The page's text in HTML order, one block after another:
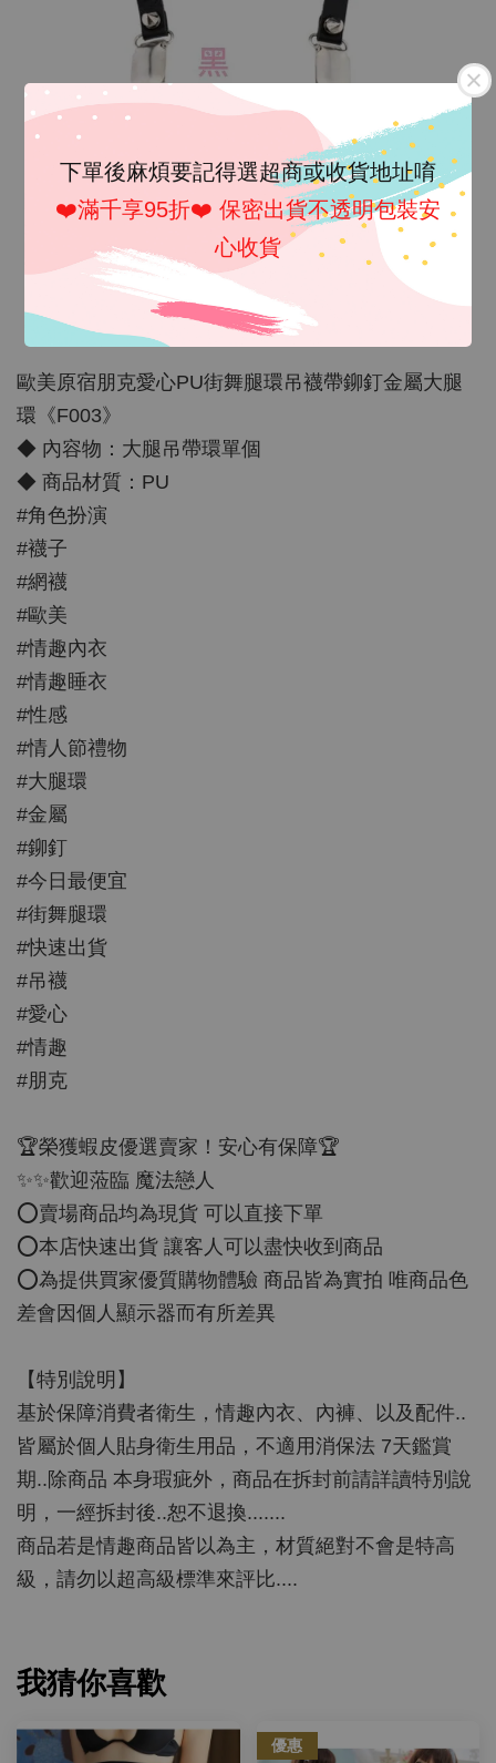
下單後麻煩要記得選超商或收貨地址唷
❤️滿千享95折❤️ 保密出貨不透明包裝安
心收貨
歐美原宿朋克愛心PU街舞腿環吊襪帶鉚釘金屬大腿
環《F003》
◆ 內容物：大腿吊帶環單個
◆ 商品材質：PU
#角色扮演
#襪子
#網襪
#歐美
#情趣內衣
#情趣睡衣
#性感
#情人節禮物
#大腿環
#金屬
#鉚釘
#今日最便宜
#街舞腿環
#快速出貨
#吊襪
#愛心
#情趣
#朋克
🏆榮獲蝦皮優選賣家！安心有保障🏆
✨✨歡迎蒞臨 魔法戀人
⭕️賣場商品均為現貨 可以直接下單
⭕️本店快速出貨 讓客人可以盡快收到商品
⭕️為提供買家優質購物體驗 商品皆為實拍 唯商品色
差會因個人顯示器而有所差異
【特別說明】
基於保障消費者衛生，情趣內衣、內褲、以及配件..
皆屬於個人貼身衛生用品，不適用消保法 7天鑑賞
期..除商品 本身瑕疵外，商品在拆封前請詳讀特別說
明，一經拆封後..恕不退換.......
商品若是情趣商品皆以為主，材質絕對不會是特高
級，請勿以超高級標準來評比....
我猜你喜歡
優惠